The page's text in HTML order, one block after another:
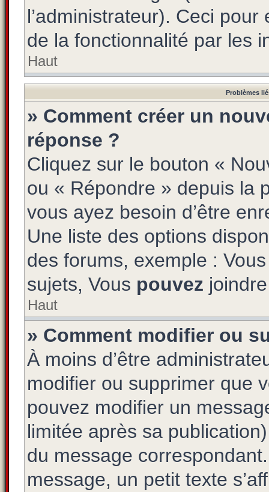
l’administrateur). Ceci
de la fonctionnalité par les
Haut
Problèmes
» Comment créer un
réponse ?
Cliquez sur le bouton «
ou « Répondre » depuis la
vous ayez besoin d’être
Une liste des options
des forums, exemple :
sujets, Vous pouvez
Haut
» Comment modifier ou
À moins d’être
modifier ou supprimer que
pouvez modifier un
limitée après sa
du message
message, un petit texte